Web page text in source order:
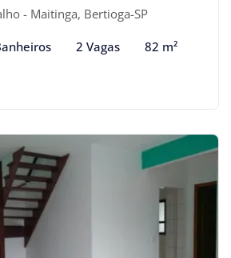
- Maitinga, Bertioga-SP
2 Vagas 82 m²